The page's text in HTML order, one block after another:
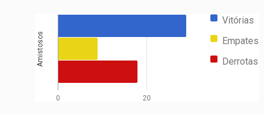
Vitórias
Empates
Derrotas
0 20
Amistosos